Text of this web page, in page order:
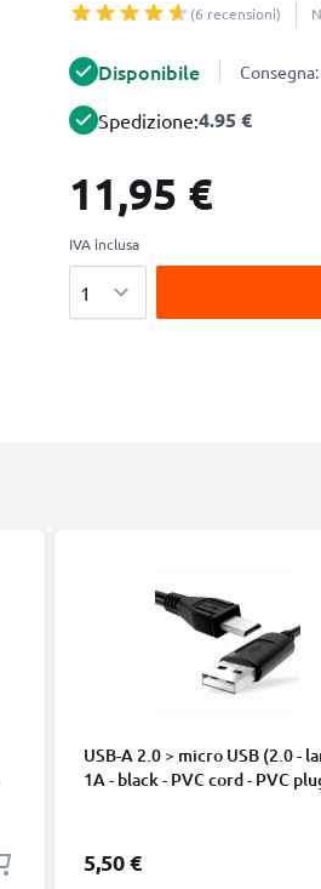
(6 recensioni)
Disponibile
Spedizione:4.95 €
11,95 €
IVA inclusa
USB-A 2.0 > micro USB (2.0 -
1A - black - PVC cord - PVC
5,50 €